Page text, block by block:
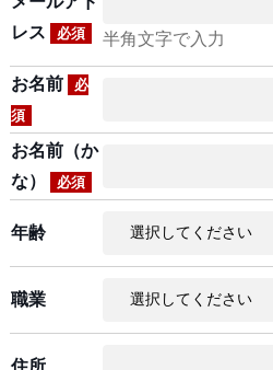
レス
必須 半角文字で入力
お名前
必
須
お名前（か
な）
必須
年齢
職業
住所